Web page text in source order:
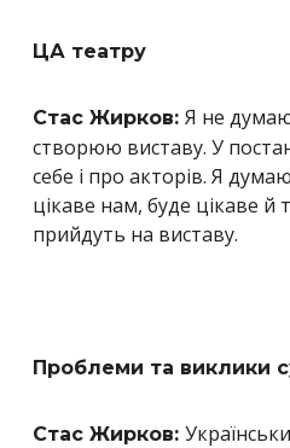
ЦА театру
Стас Жирков: Я не
створюю виставу. У
себе і про акторів. Я
цікаве нам, буде цікаве й
прийдуть на виставу.
Проблеми та виклики
Стас Жирков: